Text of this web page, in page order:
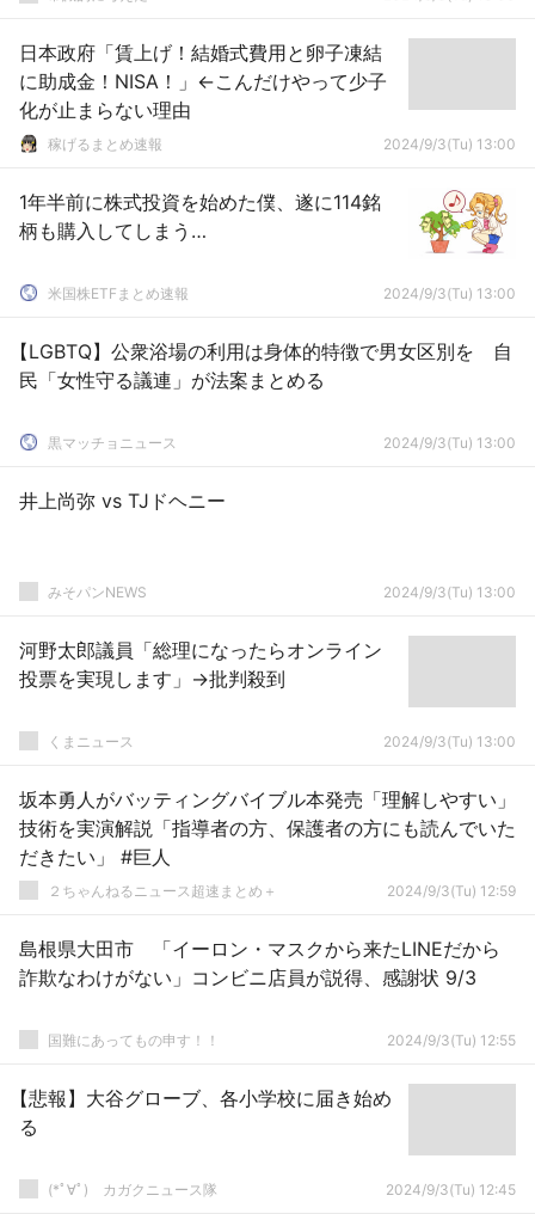
日本政府「賃上げ！結婚式費用と卵子凍結
に助成金！NISA！」←こんだけやって少子
化が止まらない理由
稼げるまとめ速報 2024/9/3(Tu) 13:00
1年半前に株式投資を始めた僕、遂に114銘
柄も購入してしまう…
米国株ETFまとめ速報 2024/9/3(Tu) 13:00
【LGBTQ】公衆浴場の利用は身体的特徴で男女区別を 自
民「女性守る議連」が法案まとめる
黒マッチョニュース 2024/9/3(Tu) 13:00
井上尚弥 vs TJドヘニー
みそパンNEWS 2024/9/3(Tu) 13:00
河野太郎議員「総理になったらオンライン
投票を実現します」→批判殺到
くまニュース 2024/9/3(Tu) 13:00
坂本勇人がバッティングバイブル本発売「理解しやすい」
技術を実演解説「指導者の方、保護者の方にも読んでいた
だきたい」 #巨人
２ちゃんねるニュース超速まとめ＋ 2024/9/3(Tu) 12:59
島根県大田市 「イーロン・マスクから来たLINEだから
詐欺なわけがない」コンビニ店員が説得、感謝状 9/3
国難にあってもの申す！！ 2024/9/3(Tu) 12:55
【悲報】大谷グローブ、各小学校に届き始め
る
(*ﾟ∀ﾟ)ゞカガクニュース隊 2024/9/3(Tu) 12:45